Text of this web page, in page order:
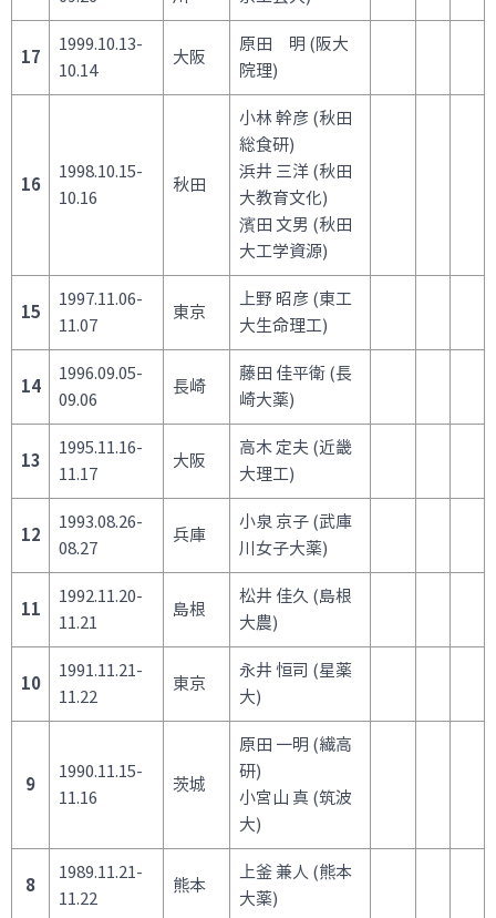
17
1999.10.13-
10.14
大阪
原田 明 (阪大
院理)
16
1998.10.15-
10.16
秋田
小林 幹彦 (秋田
総食研)
浜井 三洋 (秋田
大教育文化)
濱田 文男 (秋田
大工学資源)
15
1997.11.06-
11.07
東京
上野 昭彦 (東工
大生命理工)
14
1996.09.05-
09.06
長崎
藤田 佳平衛 (長
崎大薬)
13
1995.11.16-
11.17
大阪
高木 定夫 (近畿
大理工)
12
1993.08.26-
08.27
兵庫
小泉 京子 (武庫
川女子大薬)
11
1992.11.20-
11.21
島根
松井 佳久 (島根
大農)
10
1991.11.21-
11.22
東京
永井 恒司 (星薬
大)
9
1990.11.15-
11.16
茨城
原田 一明 (繊高
研)
小宮山 真 (筑波
大)
8
1989.11.21-
11.22
熊本
上釜 兼人 (熊本
大薬)